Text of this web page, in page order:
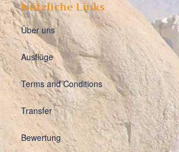
Nützliche Links
Über uns
Ausflüge
Terms and Conditions
Transfer
Bewertung